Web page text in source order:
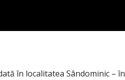
în localitatea Sândominic – în